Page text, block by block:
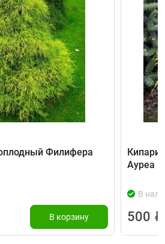
Филифера
В корзину
Ауреа
В
500 ₽